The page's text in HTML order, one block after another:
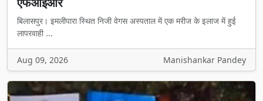
बिलासपुर। इमलीपारा स्थित निजी वेगस अस्पताल में एक मरीज के इलाज में हुई
लापरवाही ...
Aug 09, 2026 Manishankar Pandey